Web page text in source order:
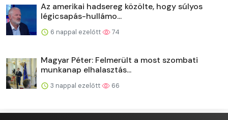
Az amerikai hadsereg közölte, hogy súlyos
légicsapás-hullámo...
6 nappal ezelőtt 74
Magyar Péter: Felmerült a most szombati
munkanap elhalasztás...
3 nappal ezelőtt 66